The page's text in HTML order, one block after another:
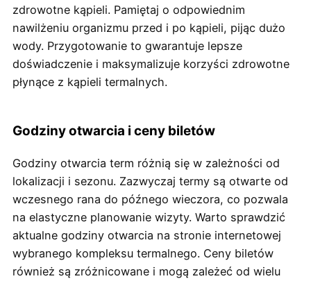
zdrowotne kąpieli. Pamiętaj o odpowiednim
nawilżeniu organizmu przed i po kąpieli, pijąc dużo
wody. Przygotowanie to gwarantuje lepsze
doświadczenie i maksymalizuje korzyści zdrowotne
płynące z kąpieli termalnych.
Godziny otwarcia i ceny biletów
Godziny otwarcia term różnią się w zależności od
lokalizacji i sezonu. Zazwyczaj termy są otwarte od
wczesnego rana do późnego wieczora, co pozwala
na elastyczne planowanie wizyty. Warto sprawdzić
aktualne godziny otwarcia na stronie internetowej
wybranego kompleksu termalnego. Ceny biletów
również są zróżnicowane i mogą zależeć od wielu